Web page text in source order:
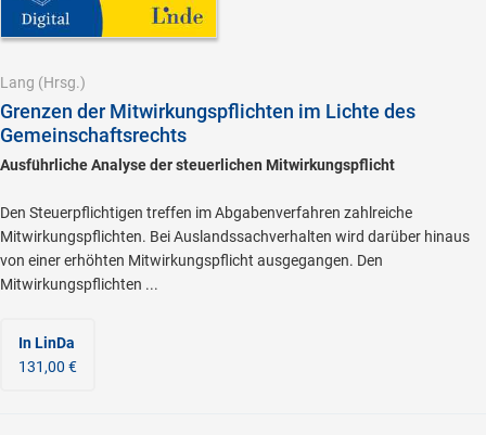
Lang (Hrsg.)
Grenzen der Mitwirkungspflichten im Lichte des
Gemeinschaftsrechts
Ausführliche Analyse der steuerlichen Mitwirkungspflicht
Den Steuerpflichtigen treffen im Abgabenverfahren zahlreiche
Mitwirkungspflichten. Bei Auslandssachverhalten wird darüber hinaus
von einer erhöhten Mitwirkungspflicht ausgegangen. Den
Mitwirkungspflichten ...
In LinDa
131,00 €